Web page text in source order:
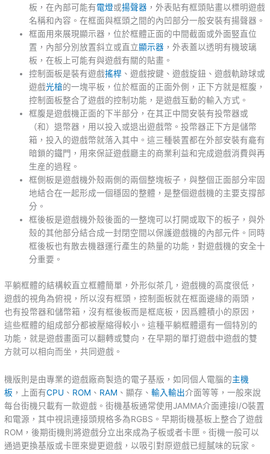
板，在內部可能有電燈或揚聲器 ，外表貼有框頭貼畫以標明遊戲
名稱和內容。在框面與框頭之間的內凹部分一般安裝有揚聲器。
框面用來展現顯示器，位於框體正面的中間截面或外面竪直位
置，內部分別放置斜立或直立顯示器 ，外表蓋以透明有機玻璃
板，在板上可能有與遊戲有關的貼畫。
控制面板是裝有遊戲搖桿 、遊戲按鍵、遊戲旋鈕、遊戲軌跡球或
遊戲光槍的一塊平板，位於框面的正面外側，正下方就是框腹，
控制面板整合了遊戲的控制功能，是遊戲互動的輸入方式。
框腹是遊戲機正面的下半部分，在其正中間安裝有投幣器或
（和）退幣器，用以投入或退出遊戲幣。投幣器正下方是儲幣
箱，投入的遊戲幣就落入其中。這三種裝置都在外部安裝有龕有
暗鎖的鐵門，用來保証遊戲廳主的商業利益和完成遊戲消費與再
生産的過程。
框側板是遊戲機外殼兩側的兩個整塊板子，與整個正面部分牢固
地結合在一起形成一個穩固的整體，是整個遊戲機的主要支撐部
分。
框後板是遊戲機外殼後面的一整塊可以打開或取下的板子，與外
殼的其他部分結合成一封閉空間以保護遊戲機的內部元件。同時
框後板也有散去機器運行產生的熱量的功能，對遊戲機的安全十
分重要。
平躺框體的結構較直立框體簡單，外形似茶几，遊戲機的高度很低，
遊戲的視角為俯視，所以沒有框頭，控制面板就在框面邊緣的兩頭，
也有投幣器和儲幣箱，沒有框後板而是框底板，因爲體積小的原因，
這些框體的組成部分都被壓縮得較小。這種平躺框體還有一個特別的
功能，就是遊戲畫面可以翻轉或雙向，在早期的單打遊戲中遊戲的雙
方就可以相向而坐，共同遊戲。
機版則是由專業的遊戲廠商製造的電子基版，如同個人電腦的主機
板 ，上面有CPU 、 ROM 、 RAM 、顯存、輸入輸出介面等等，一般來說
每台街機只載有一款遊戲。街機基板通常使用JAMMA介面連接I/O裝置
和電源，其中視訊連接頭規格多為RGBS。早期街機基板上整合了遊戲
ROM，後期街機則將遊戲分立出來成為子板或者卡匣。街機一般可以
通過更換基版或卡匣來變更遊戲，以吸引對原遊戲已經膩味的玩家。